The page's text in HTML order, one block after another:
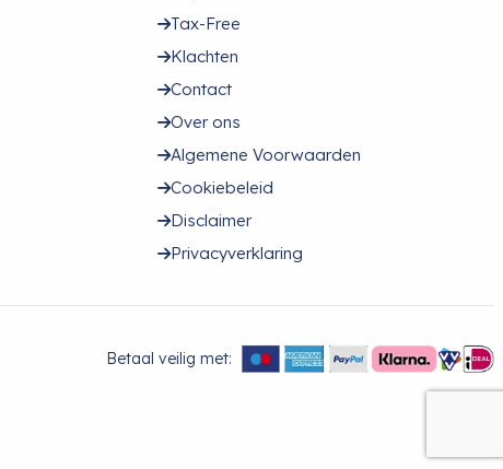
Tax-Free
Klachten
Contact
Over ons
Algemene Voorwaarden
Cookiebeleid
Disclaimer
Privacyverklaring
Betaal veilig met: